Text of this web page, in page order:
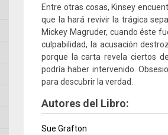
Entre otras cosas, Kinsey
que la hará revivir la trágica
Mickey Magruder, cuando éste
culpabilidad, la acusación
porque la carta revela ciertos
podría haber intervenido.
para descubrir la verdad.
Autores del Libro:
Sue Grafton